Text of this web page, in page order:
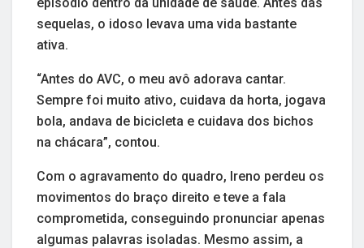
sequelas, o idoso levava uma vida bastante
ativa.
“Antes do AVC, o meu avô adorava cantar.
Sempre foi muito ativo, cuidava da horta, jogava
bola, andava de bicicleta e cuidava dos bichos
na chácara”, contou.
Com o agravamento do quadro, Ireno perdeu os
movimentos do braço direito e teve a fala
comprometida, conseguindo pronunciar apenas
algumas palavras isoladas. Mesmo assim, a